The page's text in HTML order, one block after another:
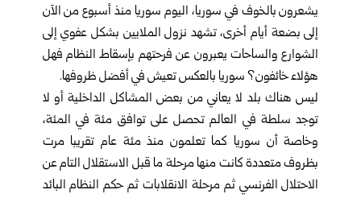
يشعرون بالخوف في سوريا، اليوم سوريا منذ أسبوع من الآن
إلى بضعة أيام أخرى، تشهد نزول الملايين بشكل عفوي إلى
الشوارع والساحات يعبرون عن فرحتهم بإسقاط النظام فهل
هؤلاء خائفون؟ سوريا بالعكس تعيش في أفضل ظروفها.
ليس هناك بلد لا يعاني من بعض المشاكل الداخلية أو لا
توجد سلطة في العالم تحصل على توافق مئة في المئة،
وخاصة أن سوريا كما تعلمون منذ مئة عام تقريبا مرت
بظروف متعددة كانت منها مرحلة ما قبل الاستقلال التام عن
الاحتلال الفرنسي ثم مرحلة الانقلابات ثم حكم النظام البائد